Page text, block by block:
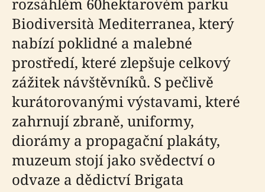
Biodiversità Mediterranea, který
nabízí poklidné a malebné
prostředí, které zlepšuje celkový
zážitek návštěvníků. S pečlivě
kurátorovanými výstavami, které
zahrnují zbraně, uniformy,
diorámy a propagační plakáty,
muzeum stojí jako svědectví o
odvaze a dědictví Brigata